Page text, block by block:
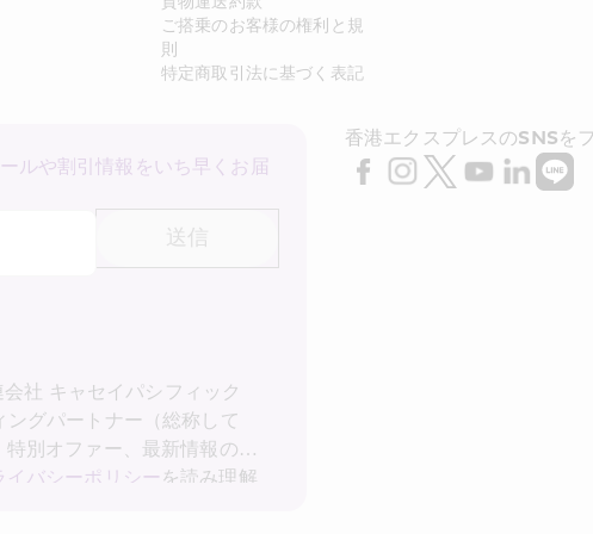
ご搭乗のお客様の権利と規
則
特定商取引法に基づく表記
ルや割引情報をいち早くお届
送信
社 キャセイパシフィック
グパートナー（総称して
別オファー、最新情報の受
イバシーポリシー を読み理解
香港エクスプレスのSNSを